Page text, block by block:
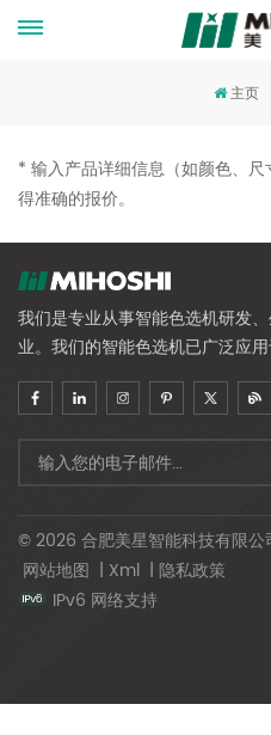
主页
* 输入产品详细信息（如颜色、
得准确的报价。
我们是专业从事智能色选机研发
业。我们的智能色选机已广泛应用
© 2026 合肥美星智能科技有限公
网站地图 | Xml | 隐私政策
IPv6 网络支持